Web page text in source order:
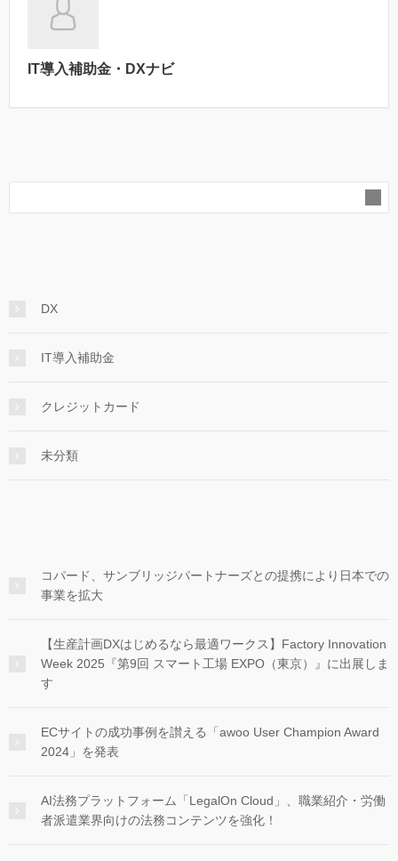
IT導入補助金・DXナビ
DX
IT導入補助金
クレジットカード
未分類
コパード、サンブリッジパートナーズとの提携により日本での
事業を拡大
【生産計画DXはじめるなら最適ワークス】Factory Innovation
Week 2025『第9回 スマート工場 EXPO（東京）』に出展しま
す
ECサイトの成功事例を讃える「awoo User Champion Award
2024」を発表
AI法務プラットフォーム「LegalOn Cloud」、職業紹介・労働
者派遣業界向けの法務コンテンツを強化！